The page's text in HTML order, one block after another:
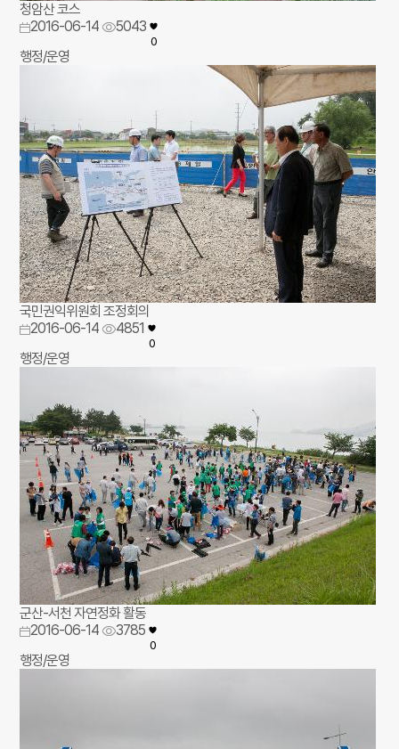
청암산 코스
2016-06-14
5043
0
행정/운영
국민권익위원회 조정회의
2016-06-14
4851
0
행정/운영
군산-서천 자연정화 활동
2016-06-14
3785
0
행정/운영